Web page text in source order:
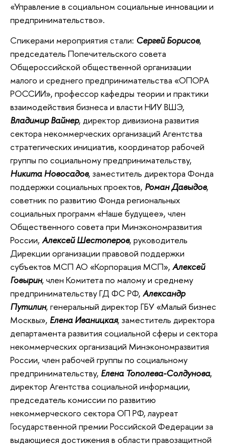
«Управление в социальном социальные инновации и
предпринимательство».
Спикерами мероприятия стали: Сергей Борисов,
председатель Попечительского совета
Общероссийской общественной организации
малого и среднего предпринимательства «ОПОРА
РОССИИ», профессор кафедры теории и практики
взаимодействия бизнеса и власти НИУ ВШЭ,
Владимир Вайнер, директор дивизиона развития
сектора некоммерческих организаций Агентства
стратегических инициатив, координатор рабочей
группы по социальному предпринимательству,
Никита Новосадов, заместитель директора Фонда
поддержки социальных проектов, Роман Давыдов,
советник по развитию Фонда региональных
социальных программ «Наше будущее», член
Общественного совета при Минэкономразвития
России, Алексей Шестоперов, руководитель
Дирекции организации правовой поддержки
субъектов МСП АО «Корпорация МСП», Алексей
Говырин, член Комитета по малому и среднему
предпринимательству ГД ФС РФ, Александр
Путилин, генеральный директор ГБУ «Малый бизнес
Москвы», Елена Иваницкая, заместитель директора
департамента развития социальной сферы и сектора
некоммерческих организаций Минэкономразвития
России, член рабочей группы по социальному
предпринимательству, Елена Тополева-Солдунова,
директор Агентства социальной информации,
председатель комиссии по развитию
некоммерческого сектора ОП РФ, лауреат
Государственной премии Российской Федерации за
выдающиеся достижения в области правозащитной